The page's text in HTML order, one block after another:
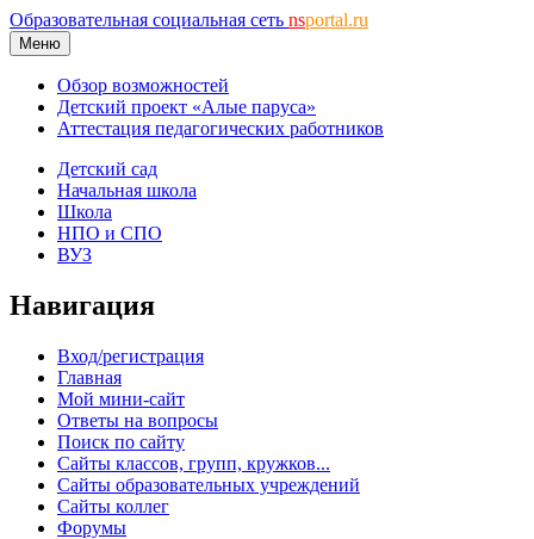
Образовательная социальная сеть nsportal.ru
Меню
Обзор возможностей
Детский проект «Алые паруса»
Аттестация педагогических работников
Детский сад
Начальная школа
Школа
НПО и СПО
ВУЗ
Навигация
Вход/регистрация
Главная
Мой мини-сайт
Ответы на вопросы
Поиск по сайту
Сайты классов, групп, кружков...
Сайты образовательных учреждений
Сайты коллег
Форумы